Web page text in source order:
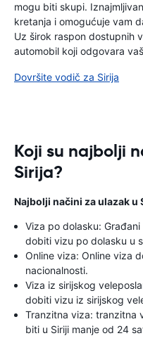
mogu biti skupi.
kretanja i omogućuje vam
Uz širok raspon dostupnih
automobil koji odgovara
Dovršite vodič za Sirija
Koji su najbolji
Sirija?
Najbolji načini za ulazak u
Viza po dolasku:
dobiti vizu po dolasku u
Online viza: Online viza
nacionalnosti.
Viza iz sirijskog
dobiti vizu iz sirijskog
Tranzitna viza: tranzitna
biti u Siriji manje od 24